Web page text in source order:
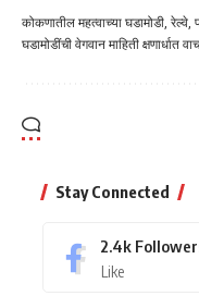
कोकणातील महत्वाच्या घडामोडी,
घडामोडींची वेगवान माहिती क्षणार्धात
Stay Connected
2.4k
Like